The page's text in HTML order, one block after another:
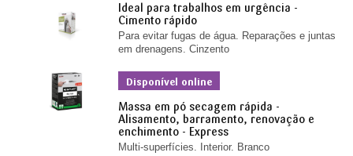
Ideal para trabalhos em urgência -
Cimento rápido
Para evitar fugas de água. Reparações e juntas
em drenagens. Cinzento
Disponível online
Massa em pó secagem rápida -
Alisamento, barramento, renovação e
enchimento - Express
Multi-superfícies. Interior. Branco